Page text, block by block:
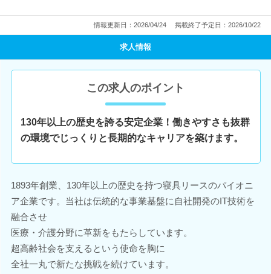
情報更新日：2026/04/24 掲載終了予定日：2026/10/22
求人情報
この求人のポイント
130年以上の歴史を誇る安定企業！働きやすさも抜群
の環境でじっくりと長期的なキャリアを築けます。
1893年創業、130年以上の歴史を持つ寝具リースのパイオニ
ア企業です。当社は伝統的な事業基盤に自社開発のIT技術を
融合させ
医療・介護分野に革新をもたらしています。
超高齢社会を支えるという使命を胸に
全社一丸で新たな挑戦を続けています。